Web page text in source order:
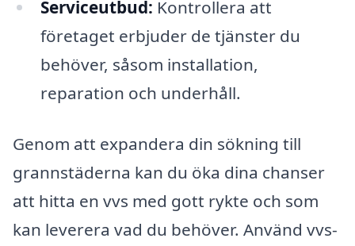
Serviceutbud: Kontrollera att
företaget erbjuder de tjänster du
behöver, såsom installation,
reparation och underhåll.
Genom att expandera din sökning till
grannstäderna kan du öka dina chanser
att hitta en vvs med gott rykte och som
kan leverera vad du behöver. Använd vvs-